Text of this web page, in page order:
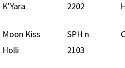
K'Yara
2202
Moon Kiss
Holli
SPH n
2103